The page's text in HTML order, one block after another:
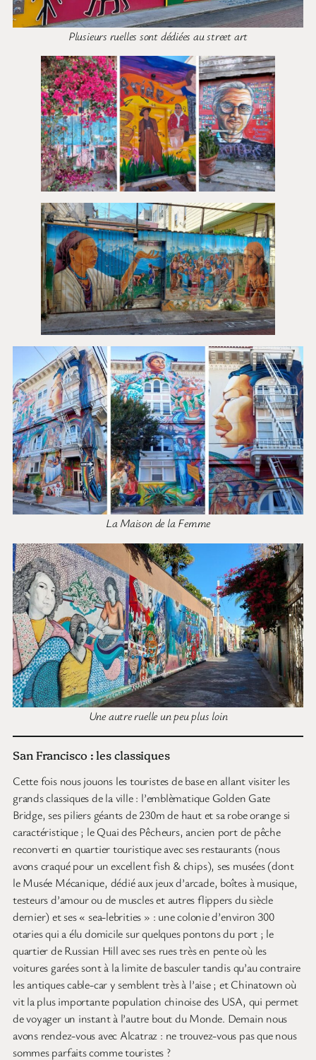
Plusieurs ruelles sont dédiées au street art
La Maison de la Femme
Une autre ruelle un peu plus loin
San Francisco : les classiques
Cette fois nous jouons les touristes de base en allant visiter les
grands classiques de la ville : l’emblèmatique Golden Gate
Bridge, ses piliers géants de 230m de haut et sa robe orange si
caractéristique ; le Quai des Pêcheurs, ancien port de pêche
reconverti en quartier touristique avec ses restaurants (nous
avons craqué pour un excellent fish & chips), ses musées (dont
le Musée Mécanique, dédié aux jeux d’arcade, boîtes à musique,
testeurs d’amour ou de muscles et autres flippers du siècle
dernier) et ses « sea-lebrities » : une colonie d’environ 300
otaries qui a élu domicile sur quelques pontons du port ; le
quartier de Russian Hill avec ses rues très en pente où les
voitures garées sont à la limite de basculer tandis qu’au contraire
les antiques cable-car y semblent très à l’aise ; et Chinatown où
vit la plus importante population chinoise des USA, qui permet
de voyager un instant à l’autre bout du Monde. Demain nous
avons rendez-vous avec Alcatraz : ne trouvez-vous pas que nous
sommes parfaits comme touristes ?